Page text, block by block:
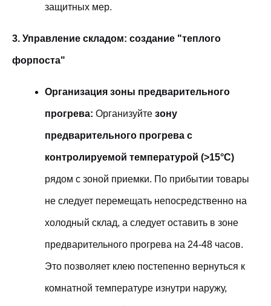
защитных мер.
3. Управление складом: создание "теплого
форпоста"
Организация зоны предварительного
прогрева: Организуйте зону
предварительного прогрева с
контролируемой температурой (>15°C)
рядом с зоной приемки. По прибытии товары
не следует перемещать непосредственно на
холодный склад, а следует оставить в зоне
предварительного прогрева на 24-48 часов.
Это позволяет клею постепенно вернуться к
комнатной температуре изнутри наружу,